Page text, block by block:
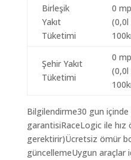
Birleşik
Yakıt
Tüketimi
0
(0,0l
Şehir Yakıt
Tüketimi
0
(0,0l
Bilgilendirme30 gun içinde
garantisiRaceLogic ile hız
gerektirir)Ücretsiz ömür
güncellemeUygun araçlar